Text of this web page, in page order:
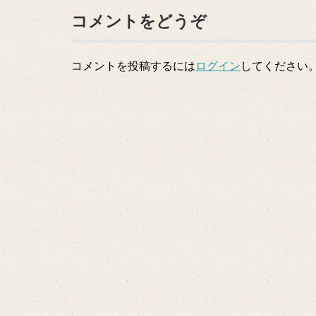
コメントをどうぞ
コメントを投稿するにはログイン してください